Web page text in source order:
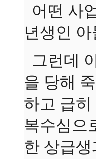
어떤 사
년생인
그런데
을 당해
하고 급
복수심으
한 상급